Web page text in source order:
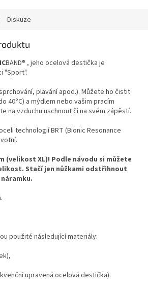
Diskuze
BAND® , jeho ocelová destička je
"Sport".
plavání apod.). Můžete ho čistit
40°C) a mýdlem nebo vašim pracím
na vzduchu uschnout či na svém zápěstí.
technologií BRT (Bionic Resonance
(velikost XL)! Podle návodu si můžete
Stačí jen nůžkami odstřihnout
použité následující materiály:
upravená ocelová destička).